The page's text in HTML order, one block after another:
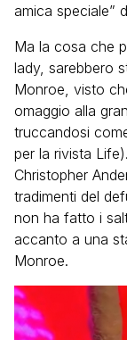
amica speciale”
Ma la cosa che
lady, sarebbero
Monroe, visto
omaggio alla
truccandosi
per la rivista
Christopher
tradimenti del
non ha fatto i
accanto a una
Monroe.